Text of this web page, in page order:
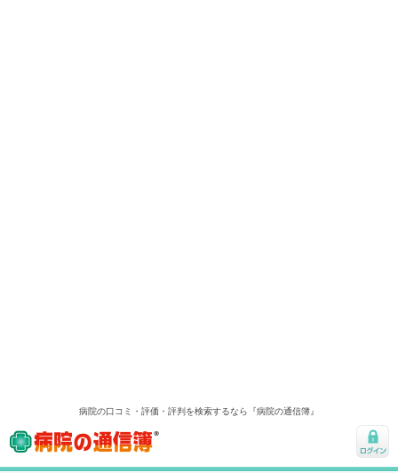
病院の口コミ・評価・評判を検索するなら『病院の通信簿』
病院の通信簿
ログ